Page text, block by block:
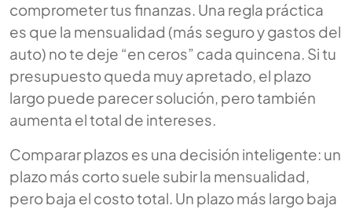
comprometer tus finanzas. Una regla práctica
es que la mensualidad (más seguro y gastos del
auto) no te deje “en ceros” cada quincena. Si tu
presupuesto queda muy apretado, el plazo
largo puede parecer solución, pero también
aumenta el total de intereses.
Comparar plazos es una decisión inteligente: un
plazo más corto suele subir la mensualidad,
pero baja el costo total. Un plazo más largo baja